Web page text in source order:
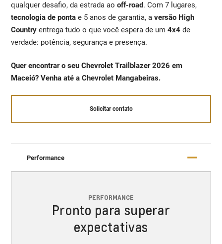
qualquer desafio, da estrada aooff-road. Com 7 lugares,
tecnologia de ponta e 5 anos de garantia, aversão High
Country entrega tudo o que você espera de um4x4de
verdade: potência, segurança e presença.
Quer encontrar o seu Chevrolet Trailblazer 2026 em
Maceió? Venha até a Chevrolet Mangabeiras.
Solicitar contato
Performance
PERFORMANCE
Pronto para superar
expectativas